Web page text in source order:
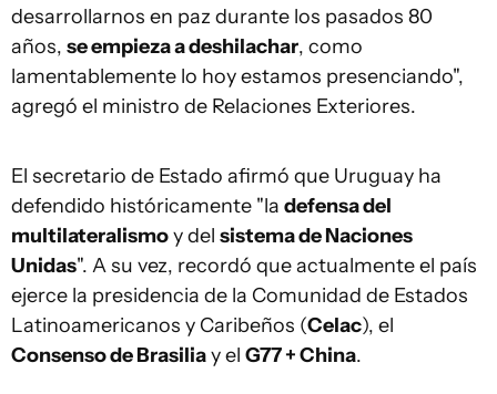
desarrollarnos en paz durante los pasados 80
años, se empieza a deshilachar, como
lamentablemente lo hoy estamos presenciando",
agregó el ministro de Relaciones Exteriores.
El secretario de Estado afirmó que Uruguay ha
defendido históricamente "la defensa del
multilateralismoy del sistema de Naciones
Unidas". A su vez, recordó que actualmente el país
ejerce la presidencia de la Comunidad de Estados
Latinoamericanos y Caribeños (Celac), el
Consenso de Brasiliay el G77 + China.